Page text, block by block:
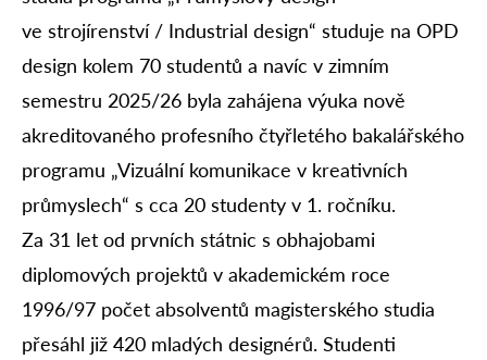
ve strojírenství / Industrial design“ studuje na OPD
design kolem 70 studentů a navíc v zimním
semestru 2025/26 byla zahájena výuka nově
akreditovaného profesního čtyřletého bakalářského
programu „Vizuální komunikace v kreativních
průmyslech“ s cca 20 studenty v 1. ročníku.
Za 31 let od prvních státnic s obhajobami
diplomových projektů v akademickém roce
1996/97 počet absolventů magisterského studia
přesáhl již 420 mladých designérů. Studenti